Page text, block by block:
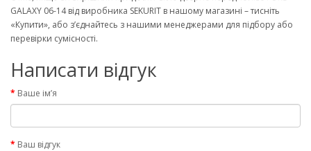
GALAXY 06-14 від виробника SEKURIT в нашому магазині – тисніть
«Купити», або з’єднайтесь з нашими менеджерами для підбору або
перевірки сумісності.
Написати відгук
Ваше ім’я
Ваш відгук